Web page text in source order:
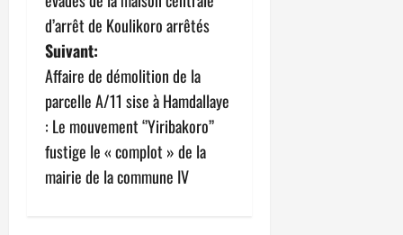
g
a
t
i
o
d’arrêt de Koulikoro arrêtés
Suivant:
Affaire de démolition de la
parcelle A/11 sise à Hamdallaye
: Le mouvement ‘’Yiribakoro’’
fustige le « complot » de la
mairie de la commune IV